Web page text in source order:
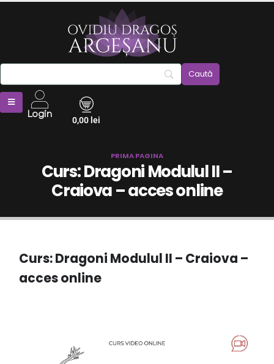
Login 0,00 lei
PRIMA PAGINA
Curs: Dragoni Modulul II –
Craiova – acces online
Curs: Dragoni Modulul II – Craiova –
acces online